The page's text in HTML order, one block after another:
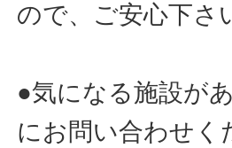
ので、ご安心下さ
●気になる施設が
にお問い合わせく